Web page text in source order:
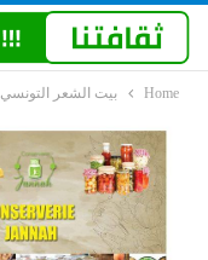
Home بيت الشعر التونسي